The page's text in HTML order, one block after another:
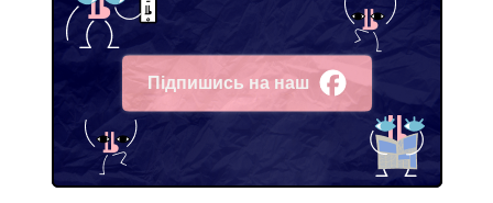
Підпишись на наш
Facebook